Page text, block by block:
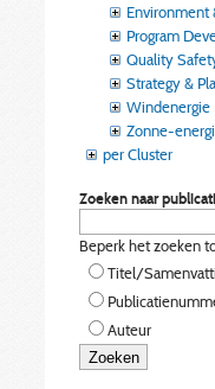
Environment
Program
Quality
Strategy &
Windenergie
Zonne-
per Cluster
Zoeken naar
Beperk het zoeken
Titel/
Auteur